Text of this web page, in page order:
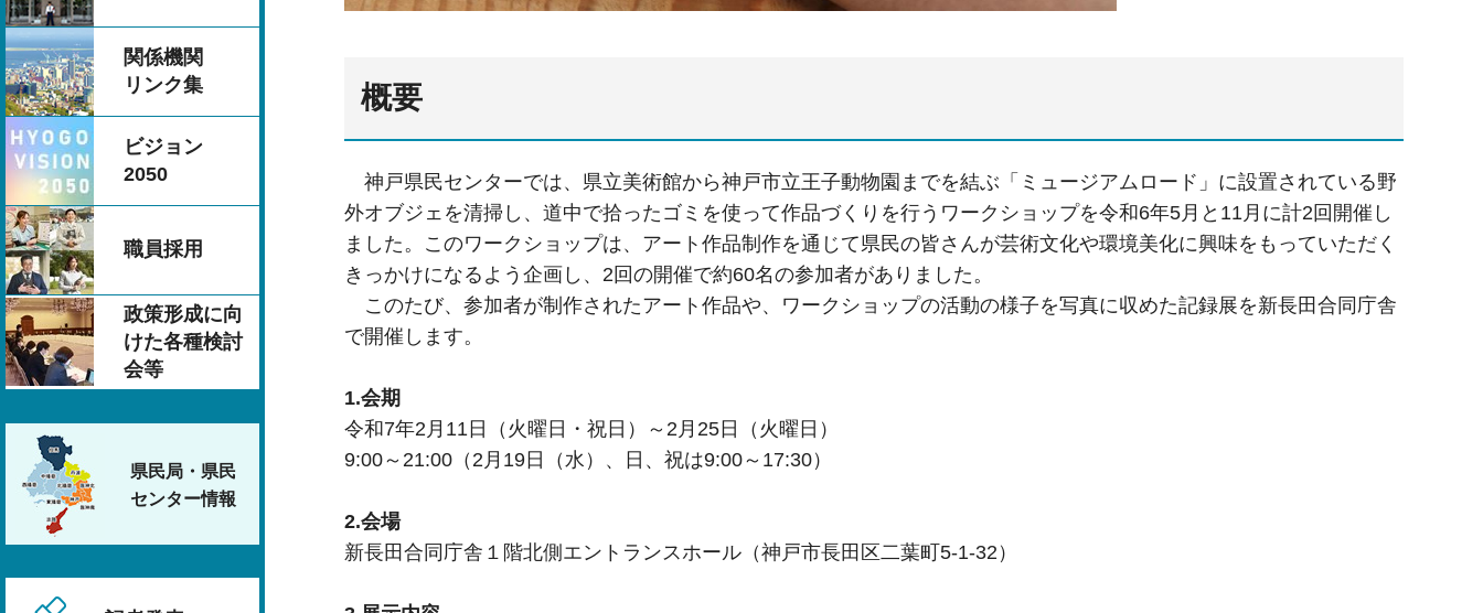
関係機関
リンク集
ビジョン
2050
職員採用
政策形成に向
けた各種検討
会等
県民局・県民
センター情報
概要
神戸県民センターでは、県立美術館から神戸市立王子動物園までを結ぶ「ミュージアムロード」に設置されている野
外オブジェを清掃し、道中で拾ったゴミを使って作品づくりを行うワークショップを令和6年5月と11月に計2回開催し
ました。このワークショップは、アート作品制作を通じて県民の皆さんが芸術文化や環境美化に興味をもっていただく
きっかけになるよう企画し、2回の開催で約60名の参加者がありました。
このたび、参加者が制作されたアート作品や、ワークショップの活動の様子を写真に収めた記録展を新長田合同庁舎
で開催します。
1.会期
令和7年2月11日（火曜日・祝日）～2月25日（火曜日）
9:00～21:00（2月19日（水）、日、祝は9:00～17:30）
2.会場
新長田合同庁舎１階北側エントランスホール（神戸市長田区二葉町5-1-32）